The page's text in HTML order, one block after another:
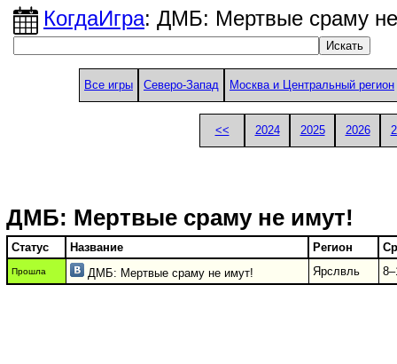
КогдаИгра: ДМБ: Мертвые сраму
Все игры Северо-Запад Москва и Центральный регион
<< 2024 2025 2026
ДМБ: Мертвые сраму не имут!
Статус Название Регион
Прошла ДМБ: Мертвые сраму не имут! Ярслвль